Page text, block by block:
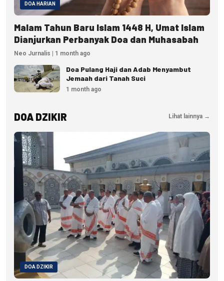
DOA HARIAN
Malam Tahun Baru Islam 1448 H, Umat Islam
Dianjurkan Perbanyak Doa dan Muhasabah
Neo Jurnalis | 1 month ago
Doa Pulang Haji dan Adab Menyambut
Jemaah dari Tanah Suci
1 month ago
DOA DZIKIR Lihat lainnya →
DOA DZIKIR